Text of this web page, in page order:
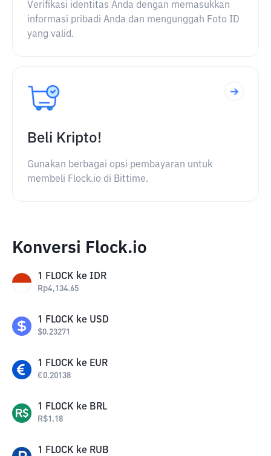
Verifikasi identitas Anda dengan memasukkan
informasi pribadi Anda dan mengunggah Foto ID
yang valid.
Beli Kripto!
Gunakan berbagai opsi pembayaran untuk
membeli Flock.io di Bittime.
Konversi Flock.io
1 FLOCK ke IDR
Rp4,134.65
1 FLOCK ke USD
$0.23271
1 FLOCK ke EUR
€0.20138
1 FLOCK ke BRL
R$1.18
1 FLOCK ke RUB